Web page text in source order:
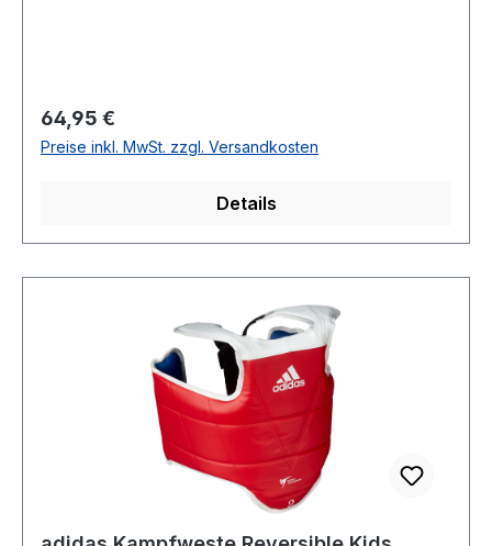
Regulärer Preis:
64,95 €
Preise inkl. MwSt. zzgl. Versandkosten
Details